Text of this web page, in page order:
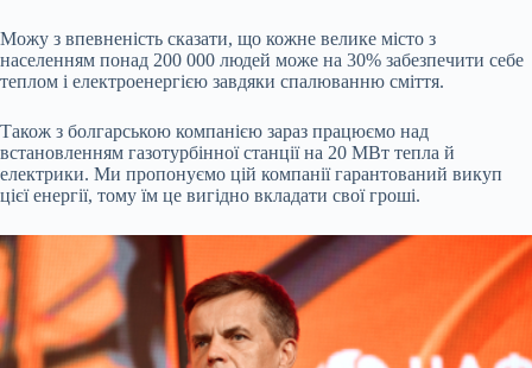
Можу з впевненість сказати, що кожне велике місто з
населенням понад 200 000 людей може на 30% забезпечити себе
теплом і електроенергією завдяки спалюванню сміття.
Також з болгарською компанією зараз працюємо над
встановленням газотурбінної станції на 20 МВт тепла й
електрики. Ми пропонуємо цій компанії гарантований викуп
цієї енергії, тому їм це вигідно вкладати свої гроші.